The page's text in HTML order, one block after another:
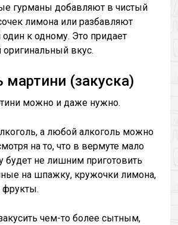
гурманы добавляют в чистый
лимона или разбавляют
к одному. Это придает
вкус.
мартини (закуска)
можно и даже нужно.
а любой алкоголь можно
на то, что в вермуте мало
будет не лишним приготовить
на шпажку, кружочки лимона,
чем-то более сытным,